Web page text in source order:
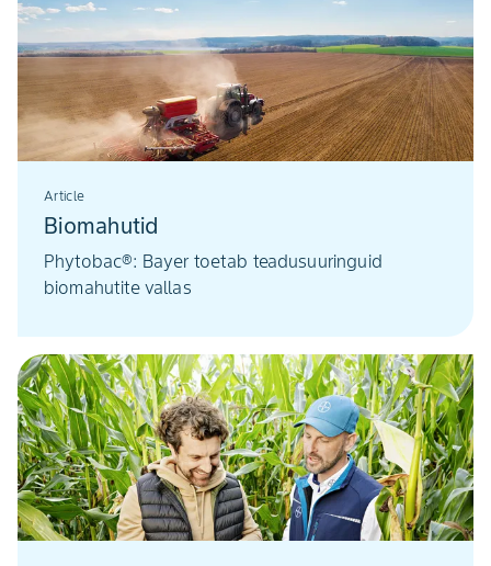
Article
Biomahutid
Phytobac®: Bayer toetab teadusuuringuid
biomahutite vallas